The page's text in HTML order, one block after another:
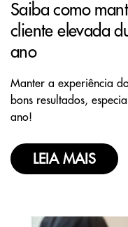
Saiba como
cliente elevada
ano
Manter a experiência
bons resultados,
ano!
LEIA MAIS